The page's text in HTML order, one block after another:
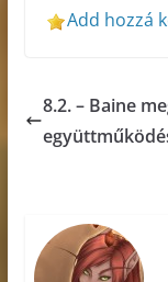
Add hozzá
8.2. – Baine
együttműködés